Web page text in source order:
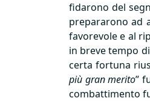
fidarono del
prepararono ad
favorevole e al
in breve tempo
certa fortuna
più gran merito”
combattimento